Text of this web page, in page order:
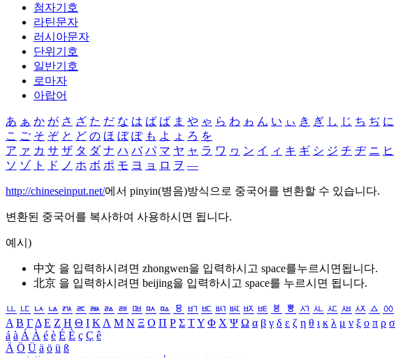
첨자기호
라틴문자
러시아문자
단위기호
일반기호
로마자
아랍어
あ ぁ か が さ ざ た だ な は ば ぱ ま や ゃ ら わ ゎ ん い ぃ き ぎ し じ ち ぢ に
こ ご そ ぞ と ど の ほ ぼ ぽ も よ ょ ろ を
ア ァ カ サ ザ タ ダ ナ ハ バ パ マ ヤ ャ ラ ワ ヮ ン イ ィ キ ギ シ ジ チ ヂ ニ ヒ
ソ ゾ ト ド ノ ホ ボ ポ モ ヨ ョ ロ ヲ ―
http://chineseinput.net/에서 pinyin(병음)방식으로 중국어를 변환할 수 있습니다.
변환된 중국어를 복사하여 사용하시면 됩니다.
예시)
中文 을 입력하시려면 zhongwen을 입력하시고 space를누르시면됩니다.
北京 을 입력하시려면 beijing을 입력하시고 space를 누르시면 됩니다.
ㅥ ㅦ ㅧ ㅨ ㅩ ㅪ ㅫ ㅬ ㅭ ㅮ ㅯ ㅰ ㅱ ㅲ ㅳ ㅴ ㅵ ㅶ ㅷ ㅸ ㅹ ㅺ ㅻ ㅼ ㅽ ㅾ ㅿ ㆀ
Α Β ΓΔ Ε Ζ Η Θ Ι ΚΛ Μ Ν Ξ Ο Π Ρ Σ ΤΥ Φ Χ Ψ Ω α β γ δ ε ζ η θ ι κ λ μ ν ξ ο π ρ σ
á à Á À é è É È ç Ç ê
Ä Ö Ü ä ö ü ß